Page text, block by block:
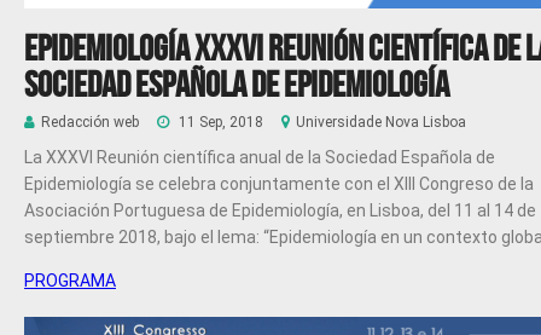
Epidemiología XXXVI Reunión científica de
Sociedad Española de Epidemiología
Redacción web 11 Sep, 2018 Universidade Nova Lisboa
La XXXVI Reunión científica anual de la Sociedad Española de
Epidemiología se celebra conjuntamente con el XIII Congreso de la
Asociación Portuguesa de Epidemiología, en Lisboa, del 11 al 14 de
septiembre 2018, bajo el lema: “Epidemiología en un contexto
PROGRAMA